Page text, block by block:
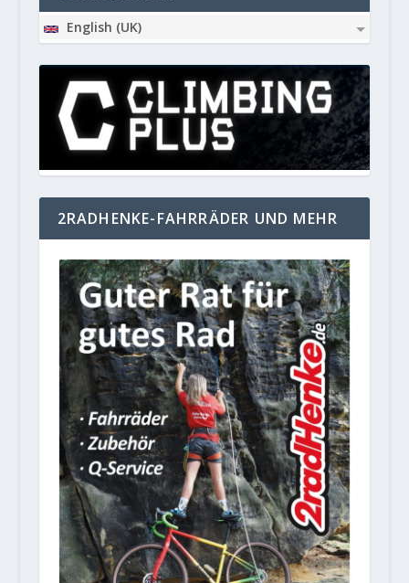
English (UK)
2RADHENKE-FAHRRÄDER UND MEHR